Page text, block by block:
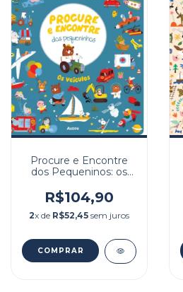
Procure e Encontre
dos Pequeninos: os
R$104,90
2x de R$52,45 sem juros